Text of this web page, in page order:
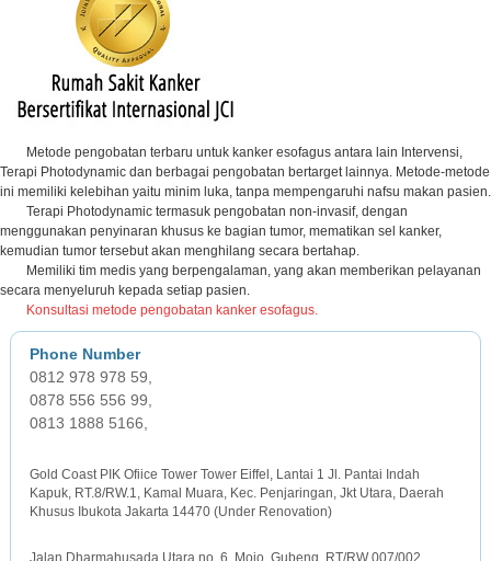
Metode pengobatan terbaru untuk kanker esofagus antara lain Intervensi,
Terapi Photodynamic dan berbagai pengobatan bertarget lainnya. Metode-metode
ini memiliki kelebihan yaitu minim luka, tanpa mempengaruhi nafsu makan pasien.
Terapi Photodynamic termasuk pengobatan non-invasif, dengan
menggunakan penyinaran khusus ke bagian tumor, mematikan sel kanker,
kemudian tumor tersebut akan menghilang secara bertahap.
Memiliki tim medis yang berpengalaman, yang akan memberikan pelayanan
secara menyeluruh kepada setiap pasien.
Konsultasi metode pengobatan kanker esofagus.
0812 978 978 59,
0878 556 556 99,
0813 1888 5166,
Gold Coast PIK Ofiice Tower Tower Eiffel, Lantai 1 Jl. Pantai Indah
Kapuk, RT.8/RW.1, Kamal Muara, Kec. Penjaringan, Jkt Utara, Daerah
Khusus Ibukota Jakarta 14470 (Under Renovation)
Jalan Dharmahusada Utara no. 6, Mojo, Gubeng, RT/RW 007/002,